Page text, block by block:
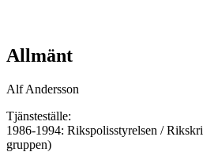
Allmänt
Alf Andersson
Tjänsteställe:
1986-1994: Rikspolisstyrelsen /
gruppen)